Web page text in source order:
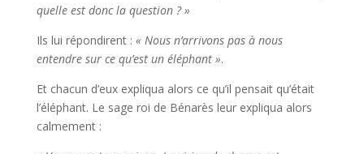
quelle est donc la question ? »
Ils lui répondirent : « Nous n’arrivons pas à nous
entendre sur ce qu’est un éléphant ».
Et chacun d’eux expliqua alors ce qu’il pensait qu’était
l’éléphant. Le sage roi de Bénarès leur expliqua alors
calmement :